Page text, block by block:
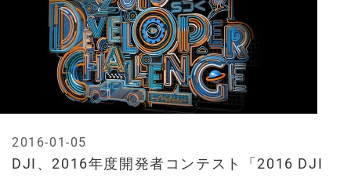
DJI、2016年度開発者コンテスト「2016 DJI
2016-01-05